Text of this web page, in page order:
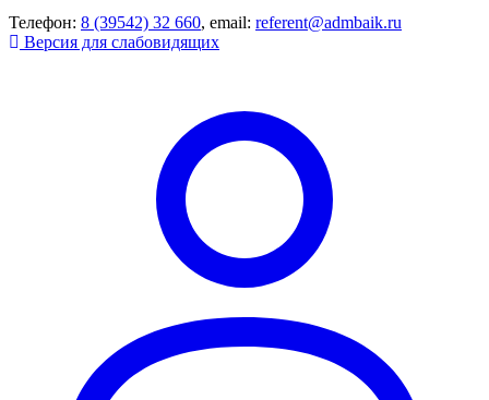
Телефон: 8 (39542) 32 660, email: referent@admbaik.ru
Версия для слабовидящих